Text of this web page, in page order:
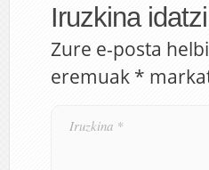
Iruzkina idatzi
Zure e-posta
eremuak *